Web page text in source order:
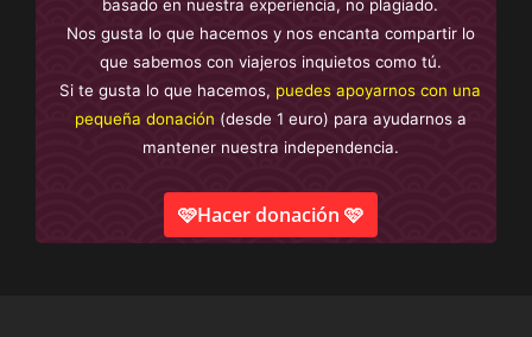
basado en nuestra experiencia, no plagiado.
Nos gusta lo que hacemos y nos encanta compartir lo
que sabemos con viajeros inquietos como tú.
Si te gusta lo que hacemos, puedes apoyarnos con una
pequeña donación (desde 1 euro) para ayudarnos a
mantener nuestra independencia.
🩷Hacer donación 🩷